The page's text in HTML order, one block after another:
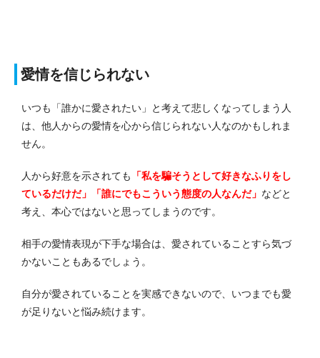
愛情を信じられない
いつも「誰かに愛されたい」と考えて悲しくなってしまう人
は、他人からの愛情を心から信じられない人なのかもしれま
せん。
人から好意を示されても
「私を騙そうとして好きなふりをし
ているだけだ」「誰にでもこういう態度の人なんだ」 などと
考え、本心ではないと思ってしまうのです。
相手の愛情表現が下手な場合は、愛されていることすら気づ
かないこともあるでしょう。
自分が愛されていることを実感できないので、いつまでも愛
が足りないと悩み続けます。